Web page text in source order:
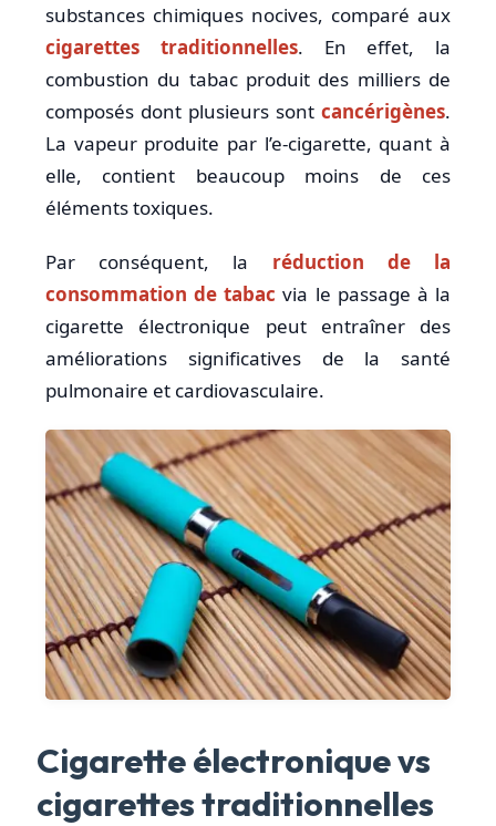
substances chimiques nocives, comparé aux
cigarettes traditionnelles. En effet, la
combustion du tabac produit des milliers de
composés dont plusieurs sont cancérigènes.
La vapeur produite par l’e-cigarette, quant à
elle, contient beaucoup moins de ces
éléments toxiques.
Par conséquent, la réduction de la
consommation de tabac via le passage à la
cigarette électronique peut entraîner des
améliorations significatives de la santé
pulmonaire et cardiovasculaire.
Cigarette électronique vs
cigarettes traditionnelles